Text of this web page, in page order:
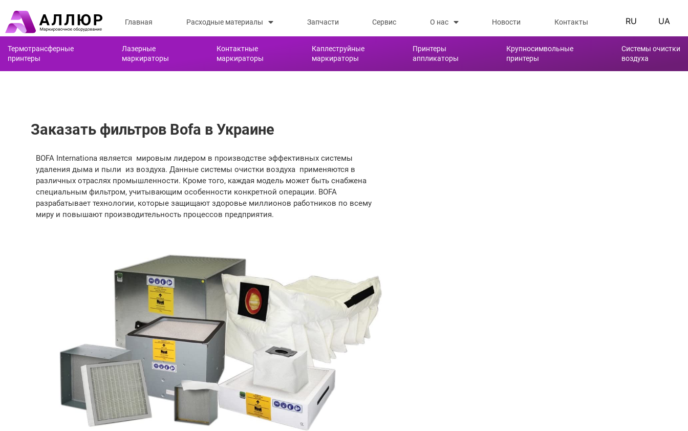
Главная Расходные материалы Запчасти Сервис О нас Новости Контакты RU UA
Термотрансферные
принтеры
Лазерные
маркираторы
Контактные
маркираторы
Каплеструйные
маркираторы
Принтеры
аппликаторы
Крупносимвольные
принтеры
Системы очистки
воздуха
Заказать фильтров Bofa в Украине
BOFA Internationa является мировым лидером в производстве эффективных системы
удаления дыма и пыли из воздуха. Данные системы очистки воздуха применяются в
различных отраслях промышленности. Кроме того, каждая модель может быть снабжена
специальным фильтром, учитывающим особенности конкретной операции. BOFA
разрабатывает технологии, которые защищают здоровье миллионов работников по всему
миру и повышают производительность процессов предприятия.